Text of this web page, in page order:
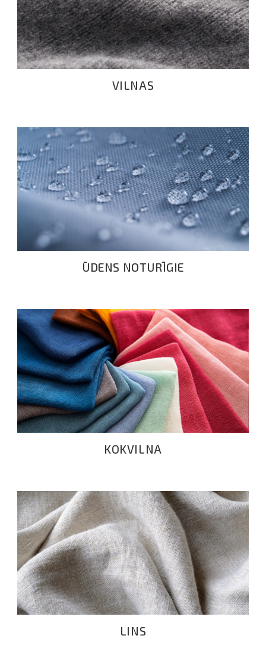
VILNAS
VILNAS
ŪDENS NOTURĪGIE
ŪDENS NOTURĪGIE
KOKVILNA
KOKVILNA
LINS
LINS